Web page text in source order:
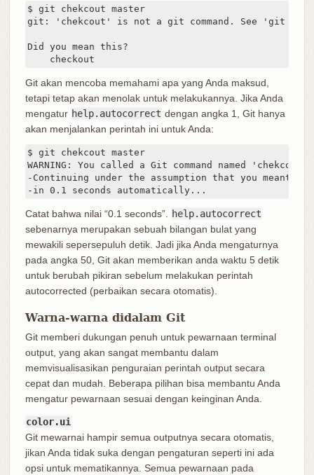
$ git chekcout master
git: 'chekcout' is not a git command. See 'git --
Did you mean this?
    checkout
Git akan mencoba memahami apa yang Anda maksud,
tetapi tetap akan menolak untuk melakukannya. Jika Anda
mengatur help.autocorrect dengan angka 1, Git hanya
akan menjalankan perintah ini untuk Anda:
$ git chekcout master
WARNING: You called a Git command named
-Continuing under the assumption that you meant
-in 0.1 seconds automatically...
Catat bahwa nilai “0.1 seconds”.
help.autocorrect
sebenarnya merupakan sebuah bilangan bulat yang
mewakili sepersepuluh detik. Jadi jika Anda mengaturnya
pada angka 50, Git akan memberikan anda waktu 5 detik
untuk berubah pikiran sebelum melakukan perintah
autocorrected (perbaikan secara otomatis).
Warna-warna didalam Git
Git memberi dukungan penuh untuk pewarnaan terminal
output, yang akan sangat membantu dalam
memvisualisasikan penguraian perintah output secara
cepat dan mudah. Beberapa pilihan bisa membantu Anda
mengatur pewarnaan sesuai dengan keinginan Anda.
color.ui
Git mewarnai hampir semua outputnya secara otomatis,
jikan Anda tidak suka dengan pengaturan seperti ini ada
opsi untuk mematikannya. Semua pewarnaan pada